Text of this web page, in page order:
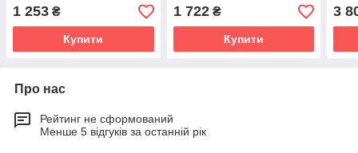
1 253 ₴
Купити
1 722₴
Купити
3
Про нас
Рейтинг не сформований
Менше 5 відгуків за останній рік